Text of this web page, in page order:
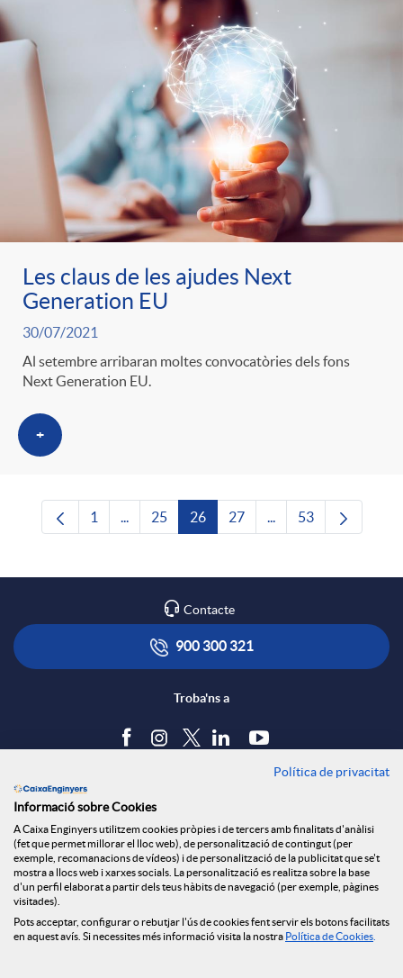
Les claus de les ajudes Next
Generation EU
30/07/2021
Al setembre arribaran moltes convocatòries dels fons
Next Generation EU.
+
Pàgina
1 ...Pàgines intermèdies Utilitzeu TAB per
Pàgina
25 Pàgina
26 Pàgina
27 ...Pàgines intermèdies
Pàgina
53
Contacte
900 300 321
Troba'ns a
Política de cookies
Avís legal
Seguretat Online
Canal denúncies
Política de privacitat
Informació sobre Cookies
A Caixa Enginyers utilitzem cookies pròpies i de tercers amb finalitats d'anàlisi
(fet que permet millorar el lloc web), de personalització de contingut (per
exemple, recomanacions de vídeos) i de personalització de la publicitat que se't
mostra a llocs web i xarxes socials. La personalització es realitza sobre la base
d'un perfil elaborat a partir dels teus hàbits de navegació (per exemple, pàgines
visitades).
Pots acceptar, configurar o rebutjar l'ús de cookies fent servir els botons facilitats
en aquest avís. Si necessites més informació visita la nostra Política de Cookies